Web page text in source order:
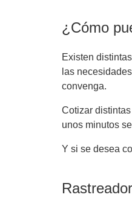
¿Cómo
Existen
las
convenga.
Cotizar
unos minutos
Y si se desea